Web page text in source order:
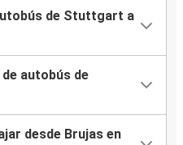
de Stuttgart a
autobús de
desde Brujas en